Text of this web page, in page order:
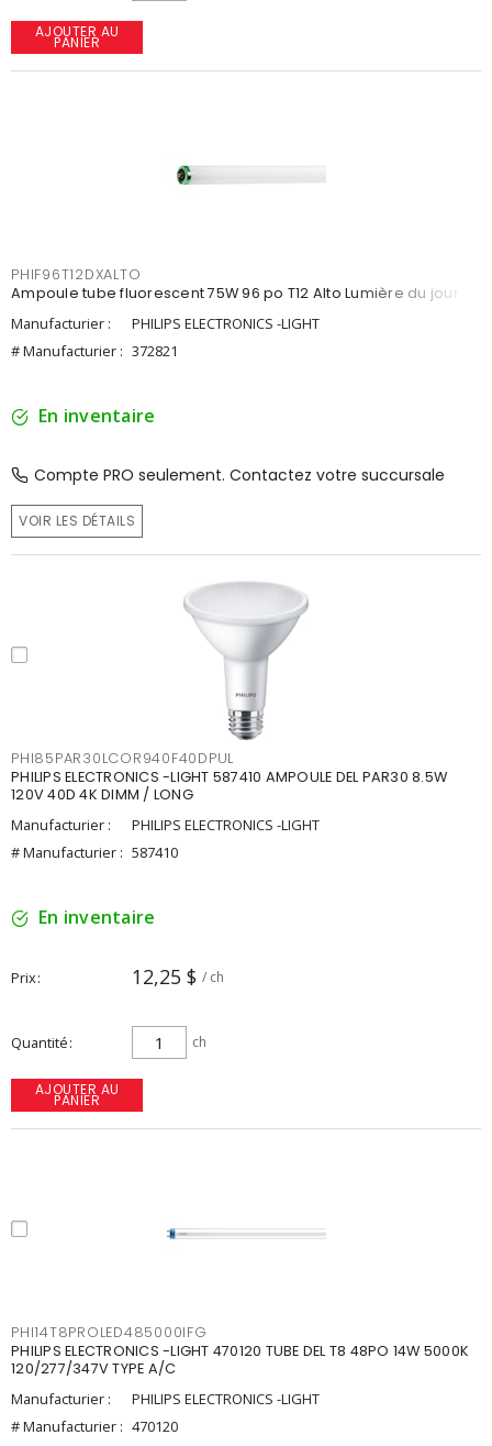
AJOUTER AU
PANIER
PHIF96T12DXALTO
Ampoule tube fluorescent 75W 96 po T12 Alto Lumière du jour
Manufacturier :
PHILIPS ELECTRONICS -LIGHT
# Manufacturier : 372821
En inventaire
Compte PRO seulement. Contactez votre succursale
VOIR LES DÉTAILS
PHI85PAR30LCOR940F40DPUL
PHILIPS ELECTRONICS -LIGHT 587410 AMPOULE DEL PAR30 8.5W
120V 40D 4K DIMM / LONG
Manufacturier :
PHILIPS ELECTRONICS -LIGHT
# Manufacturier : 587410
En inventaire
Prix 12,25 $ / ch
Quantité ch
AJOUTER AU
PANIER
PHI14T8PROLED485000IFG
PHILIPS ELECTRONICS -LIGHT 470120 TUBE DEL T8 48PO 14W 5000K
120/277/347V TYPE A/C
Manufacturier :
PHILIPS ELECTRONICS -LIGHT
# Manufacturier : 470120